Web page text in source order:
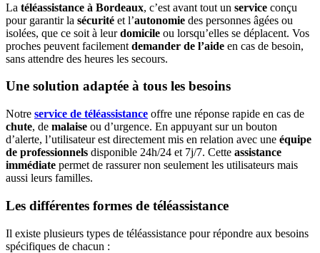
La téléassistance à Bordeaux, c’est avant tout un service conçu
pour garantir la sécurité et l’autonomie des personnes âgées ou
isolées, que ce soit à leurdomicile ou lorsqu’elles se déplacent. Vos
proches peuvent facilement demander de l’aide en cas de besoin,
sans attendre des heures les secours.
Une solution adaptée à tous les besoins
Notre service de téléassistance offre une réponse rapide en cas de
chute, de malaise ou d’urgence. En appuyant sur un bouton
d’alerte, l’utilisateur est directement mis en relation avec une équipe
de professionnels disponible 24h/24 et 7j/7. Cette assistance
immédiate permet de rassurer non seulement les utilisateurs mais
aussi leurs familles.
Les différentes formes de téléassistance
Il existe plusieurs types de téléassistance pour répondre aux besoins
spécifiques de chacun :